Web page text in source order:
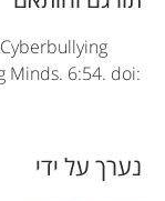
e
n
Minds. 6:54. doi:
נערך על ידי